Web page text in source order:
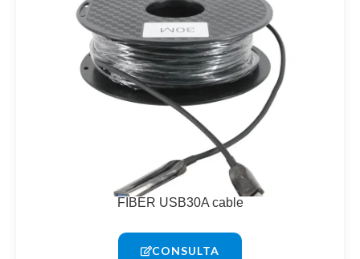
FIBER USB30A cable
CONSULTA